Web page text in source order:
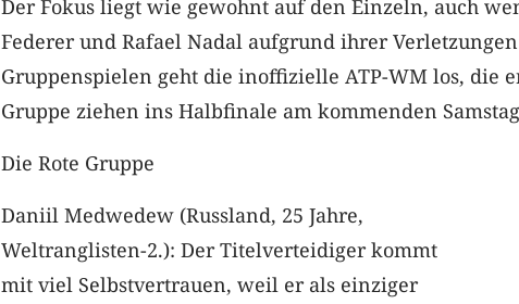
Der Fokus liegt wie gewohnt auf den Einzeln, auch
Federer und Rafael Nadal aufgrund ihrer
Gruppenspielen geht die inoffizielle ATP-WM los, die
Gruppe ziehen ins Halbfinale am kommenden
Die Rote Gruppe
Daniil Medwedew (Russland, 25 Jahre,
Weltranglisten-2.): Der Titelverteidiger kommt
mit viel Selbstvertrauen, weil er als einziger